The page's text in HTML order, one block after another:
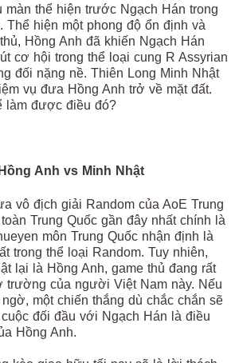
màn thể hiện trước Ngạch Hán trong
Thể hiện một phong độ ổn định và
Hồng Anh đã khiến Ngạch Hán
cơ hội trong thể loại cung R Assyrian
đối nặng nề. Thiên Long Minh Nhật
vụ đưa Hồng Anh trở về mặt đất.
làm được điều đó?
Anh vs Minh Nhật
vô địch giải Random của AoE Trung
Trung Quốc gần đây nhất chính là
môn Trung Quốc nhận định là
trong thể loại Random. Tuy nhiên,
lại là Hồng Anh, game thủ đang rất
trường của người Việt Nam này. Nếu
một chiến thắng dù chắc chắn sẽ
đối đầu với Ngạch Hán là điều
Hồng Anh.